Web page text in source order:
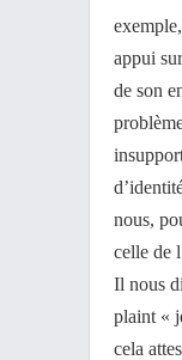
appui
de son
nous,
celle de
Il nous
plaint «
cela